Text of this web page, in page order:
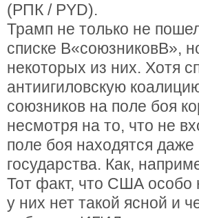
(РПК / PYD).
Трамп не только не
списке В«союзниковВ»,
некоторых из них. Хотя
антиигиловскую
союзников на поле боя
несмотря на то, что не
поле боя находятся
государства. Как,
Тот факт, что США
у них нет такой ясной и